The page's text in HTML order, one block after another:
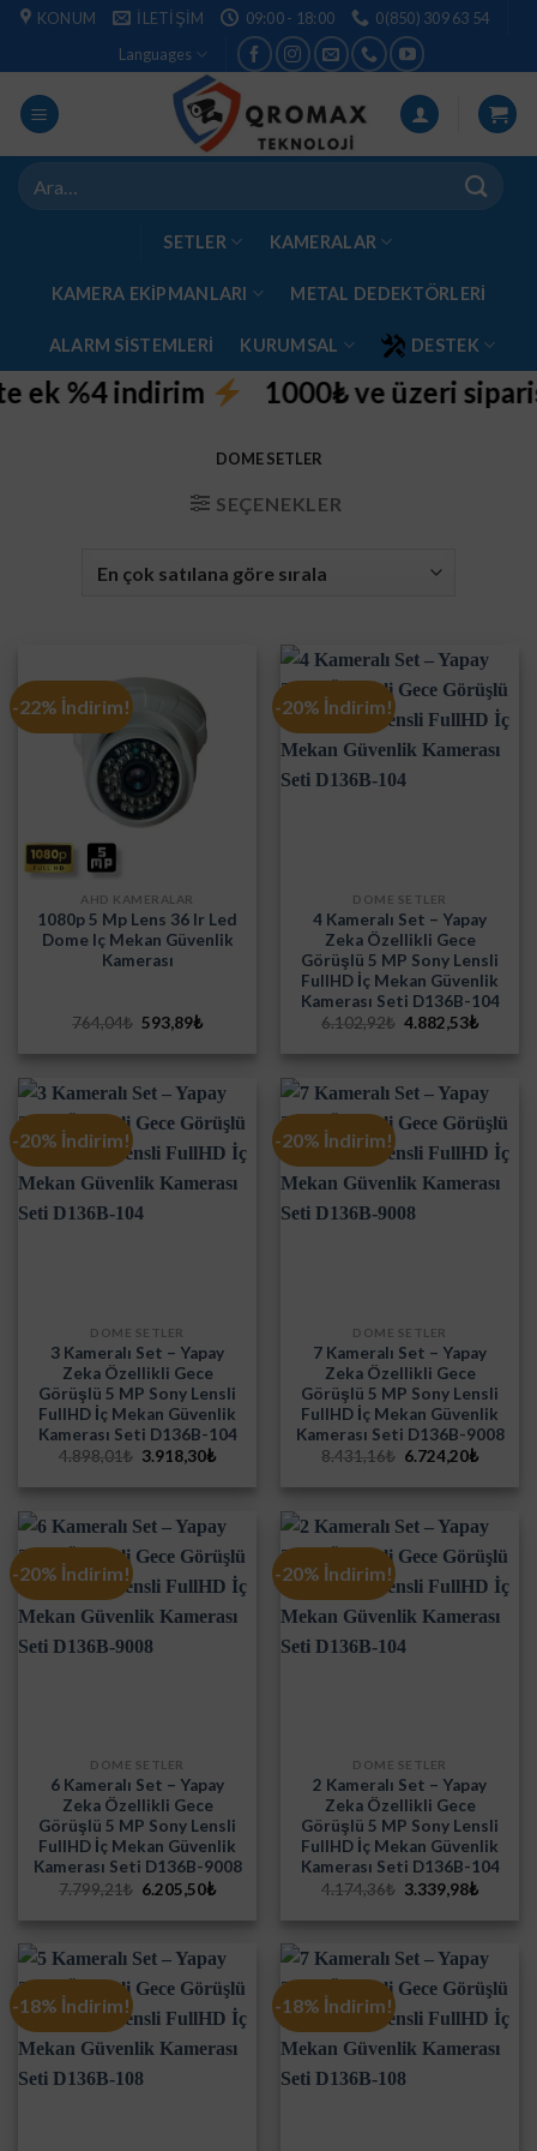
İçeriğeKONUM İLETIŞIM 09:00 - 18:00
0(850) 309 63 54
Languages
SETLER KAMERALAR
KAMERA EKİPMANLARI METAL DEDEKTÖRLERI
ALARM SISTEMLERI KURUMSAL DESTEK
%4 indirim 1000₺ ve üzeri
DOME SETLER
SEÇENEKLER
-22% İndirim!
AHD KAMERALAR
1080p 5 Mp Lens 36 Ir Led
Dome Iç Mekan Güvenlik
Kamerası
764,04₺ Orijinal
fiyat:
764,04₺.
593,89₺Şu
fiyat:
-20% İndirim!
DOME SETLER
4 Kameralı Set – Yapay
Zeka Özellikli Gece
Görüşlü 5 MP Sony Lensli
FullHD İç Mekan Güvenlik
Kamerası Seti D136B-104
6.102,92₺ Orijinal
6.102,92₺.
4.882,53₺Şu
fiyat:
-20% İndirim!
DOME SETLER
3 Kameralı Set – Yapay
Zeka Özellikli Gece
Görüşlü 5 MP Sony Lensli
FullHD İç Mekan Güvenlik
Kamerası Seti D136B-104
4.898,01₺ Orijinal
4.898,01₺.
3.918,30₺Şu
fiyat:
-20% İndirim!
DOME SETLER
7 Kameralı Set – Yapay
Zeka Özellikli Gece
Görüşlü 5 MP Sony Lensli
FullHD İç Mekan Güvenlik
Kamerası Seti D136B-9008
8.431,16₺ Orijinal
8.431,16₺.
6.724,20₺Şu
fiyat:
-20% İndirim!
DOME SETLER
6 Kameralı Set – Yapay
Zeka Özellikli Gece
Görüşlü 5 MP Sony Lensli
FullHD İç Mekan Güvenlik
Kamerası Seti D136B-9008
7.799,21₺ Orijinal
7.799,21₺.
6.205,50₺Şu
fiyat:
-20% İndirim!
DOME SETLER
2 Kameralı Set – Yapay
Zeka Özellikli Gece
Görüşlü 5 MP Sony Lensli
FullHD İç Mekan Güvenlik
Kamerası Seti D136B-104
4.174,36₺ Orijinal
4.174,36₺.
3.339,98₺Şu
fiyat:
-18% İndirim! -18% İndirim!